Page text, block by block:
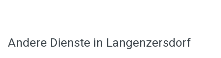
Andere Dienste in Langenzersdorf